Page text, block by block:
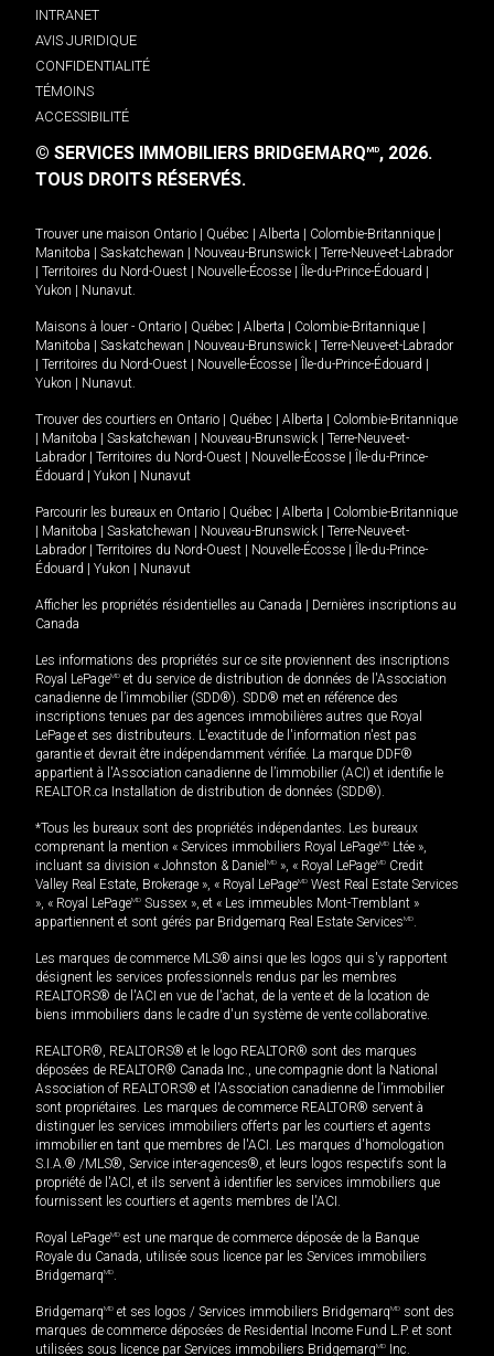
INTRANET
AVIS JURIDIQUE
CONFIDENTIALITÉ
TÉMOINS
ACCESSIBILITÉ
© SERVICES IMMOBILIERS BRIDGEMARQMD, 2026.
TOUS DROITS RÉSERVÉS.
Trouver une maison Ontario Québec Alberta Colombie-Britannique
Manitoba
Saskatchewan Nouveau-Brunswick
Terre-Neuve-et-Labrador
Territoires du Nord-Ouest Nouvelle-Écosse Île-du-Prince-Édouard
Yukon
Nunavut.
Maisons à louer - Ontario Québec Alberta Colombie-Britannique
Manitoba
Saskatchewan Nouveau-Brunswick
Terre-Neuve-et-Labrador
Territoires du Nord-Ouest Nouvelle-Écosse Île-du-Prince-Édouard
Yukon
Nunavut.
Trouver des courtiers en Ontario Québec Alberta
Colombie-Britannique
Manitoba Saskatchewan Nouveau-Brunswick
Terre-Neuve-et-
Labrador
Territoires du Nord-Ouest Nouvelle-Écosse
Île-du-Prince-
Édouard
Yukon Nunavut
Parcourir les bureaux en Ontario Québec Alberta
Colombie-Britannique
Manitoba Saskatchewan Nouveau-Brunswick
Terre-Neuve-et-
Labrador
Territoires du Nord-Ouest Nouvelle-Écosse
Île-du-Prince-
Édouard
Yukon Nunavut
Afficher les propriétés résidentielles au Canada
Dernières inscriptions au
Canada
Les informations des propriétés sur ce site proviennent des inscriptions
Royal LePageMD et du service de distribution de données de l'Association
canadienne de l’immobilier (SDD®). SDD® met en référence des
inscriptions tenues par des agences immobilières autres que Royal
LePage et ses distributeurs. L'exactitude de l'information n'est pas
garantie et devrait être indépendamment vérifiée. La marque DDF®
appartient à l'Association canadienne de l’immobilier (ACI) et identifie le
REALTOR.ca Installation de distribution de données (SDD®).
*Tous les bureaux sont des propriétés indépendantes. Les bureaux
comprenant la mention « Services immobiliers Royal LePageMD Ltée »,
incluant sa division « Johnston & Daniel MD », « Royal LePageMD Credit
Valley Real Estate, Brokerage », « Royal LePageMD West Real Estate Services
», « Royal LePageMD Sussex », et « Les immeubles Mont-Tremblant »
appartiennent et sont gérés par Bridgemarq Real Estate ServicesMD.
Les marques de commerce MLS® ainsi que les logos qui s'y rapportent
désignent les services professionnels rendus par les membres
REALTORS® de l'ACI en vue de l'achat, de la vente et de la location de
biens immobiliers dans le cadre d'un système de vente collaborative.
REALTOR®, REALTORS® et le logo REALTOR® sont des marques
déposées de REALTOR® Canada Inc., une compagnie dont la National
Association of REALTORS® et l'Association canadienne de l’immobilier
sont propriétaires. Les marques de commerce REALTOR® servent à
distinguer les services immobiliers offerts par les courtiers et agents
immobilier en tant que membres de l'ACI. Les marques d'homologation
S.I.A.® /MLS®, Service inter-agences®, et leurs logos respectifs sont la
propriété de l'ACI, et ils servent à identifier les services immobiliers que
fournissent les courtiers et agents membres de l'ACI.
Royal LePageMD est une marque de commerce déposée de la Banque
Royale du Canada, utilisée sous licence par les Services immobiliers
BridgemarqMD.
BridgemarqMD et ses logos / Services immobiliers BridgemarqMD sont des
marques de commerce déposées de Residential Income Fund L.P. et sont
utilisées sous licence par Services immobiliers BridgemarqMD Inc.